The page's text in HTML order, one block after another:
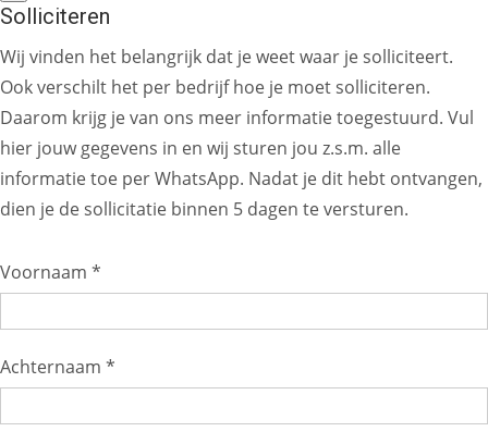
Solliciteren
Wij vinden het belangrijk dat je weet waar je solliciteert.
Ook verschilt het per bedrijf hoe je moet solliciteren.
Daarom krijg je van ons meer informatie toegestuurd. Vul
hier jouw gegevens in en wij sturen jou z.s.m. alle
informatie toe per WhatsApp. Nadat je dit hebt ontvangen,
dien je de sollicitatie binnen 5 dagen te versturen.
Voornaam *
Achternaam *